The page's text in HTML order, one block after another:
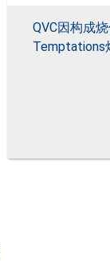
QVC因构成
Temptations